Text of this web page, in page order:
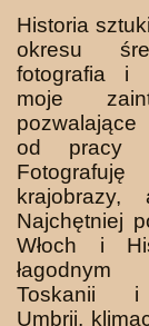
Historia
okresu
fotografia i
moje
od pracy
krajobrazy,
Najchętniej
Włoch i
Toskanii i
Umbrii,